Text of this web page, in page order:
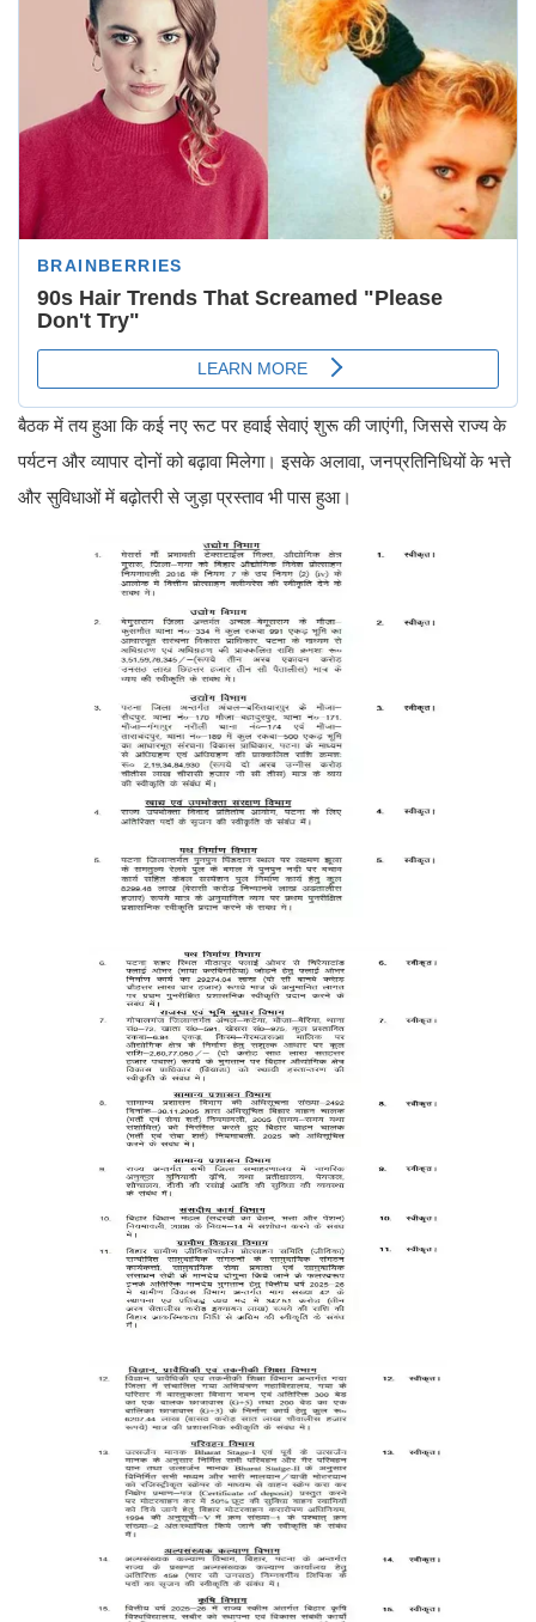
बैठक में तय हुआ कि कई नए रूट पर हवाई सेवाएं शुरू की जाएंगी, जिससे राज्य के
पर्यटन और व्यापार दोनों को बढ़ावा मिलेगा। इसके अलावा, जनप्रतिनिधियों के भत्ते
और सुविधाओं में बढ़ोतरी से जुड़ा प्रस्ताव भी पास हुआ।